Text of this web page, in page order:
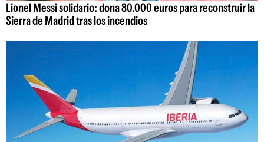
Lionel Messi solidario: dona 80.000 euros para reconstruir la
Sierra de Madrid tras los incendios